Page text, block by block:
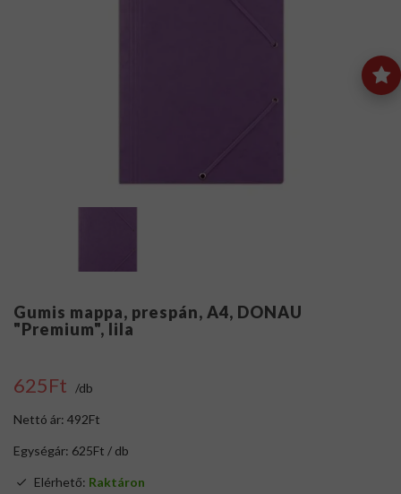
Gumis mappa, prespán, A4, DONAU
"Premium", lila
625Ft /db
Nettó ár: 492Ft
Egységár: 625Ft / db
Elérhető: Raktáron